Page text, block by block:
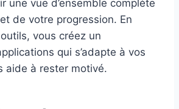
une vue d’ensemble complète
de votre progression. En
vous créez un
qui s’adapte à vos
aide à rester motivé.